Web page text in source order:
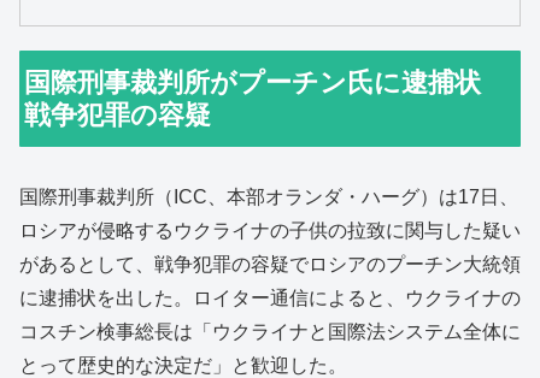
国際刑事裁判所がプーチン氏に逮捕状
戦争犯罪の容疑
国際刑事裁判所（ICC、本部オランダ・ハーグ）は17日、
ロシアが侵略するウクライナの子供の拉致に関与した疑い
があるとして、戦争犯罪の容疑でロシアのプーチン大統領
に逮捕状を出した。ロイター通信によると、ウクライナの
コスチン検事総長は「ウクライナと国際法システム全体に
とって歴史的な決定だ」と歓迎した。